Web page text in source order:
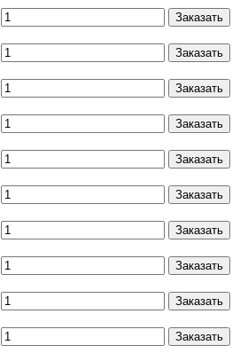
Заказать
Заказать
Заказать
Заказать
Заказать
Заказать
Заказать
Заказать
Заказать
Заказать